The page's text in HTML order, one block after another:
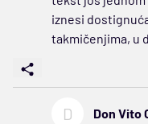
iznesi
takmičenjima, u
D Don Vito